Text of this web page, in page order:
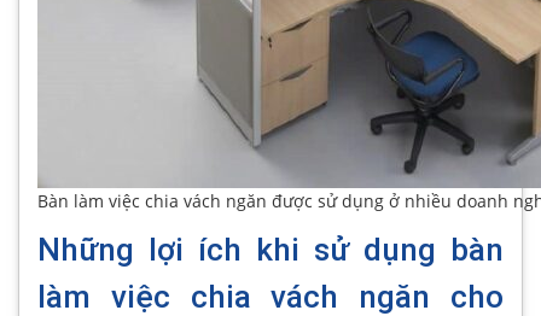
Bàn làm việc chia vách ngăn được sử dụng ở nhiều doanh
Những lợi ích khi sử dụng bàn
làm việc chia vách ngăn cho